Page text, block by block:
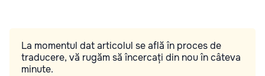
La momentul dat articolul se află în proces de
traducere, vă rugăm să încercați din nou în câteva
minute.